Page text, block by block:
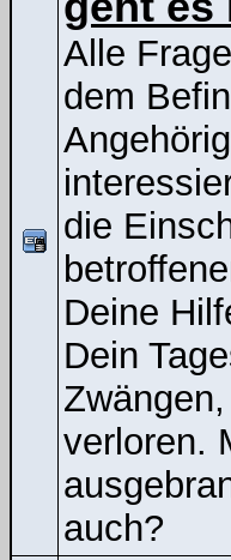
Alle
dem
die
Deine
Dein
verloren.
auch?